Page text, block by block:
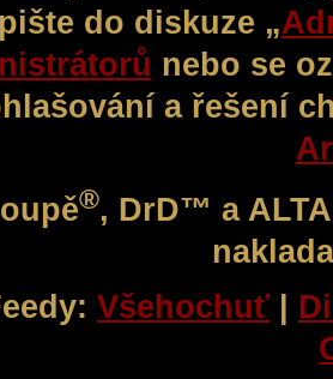
do diskuze „
nebo se
a řešení
®, DrD™ a
Všehochuť